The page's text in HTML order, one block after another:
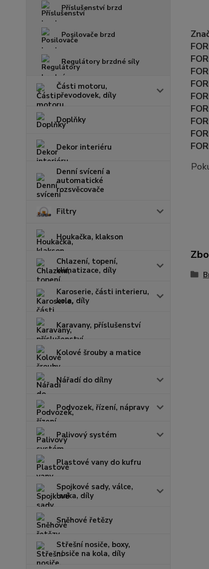
Příslušenství brzd
Posilovače brzd
Regulátory brzdné síly
Části motoru,
převodovek, díly
Doplňky
Dekor interiéru
Denní svícení a
automatické
rozsvěcovače
Filtry
Houkačka, klakson
Chlazení, topení,
klimatizace, díly
Karoserie, části interieru,
kola, díly
Karavany, příslušenství
Kolové šrouby a matice
Nářadí do dílny
Podvozek, řízení, nápravy
Palivový systém
Plastové vany do kufru
Spojkové sady, válce,
lanka, díly
Sněhové řetězy
Střešní nosiče, boxy,
nosiče na kola, díly